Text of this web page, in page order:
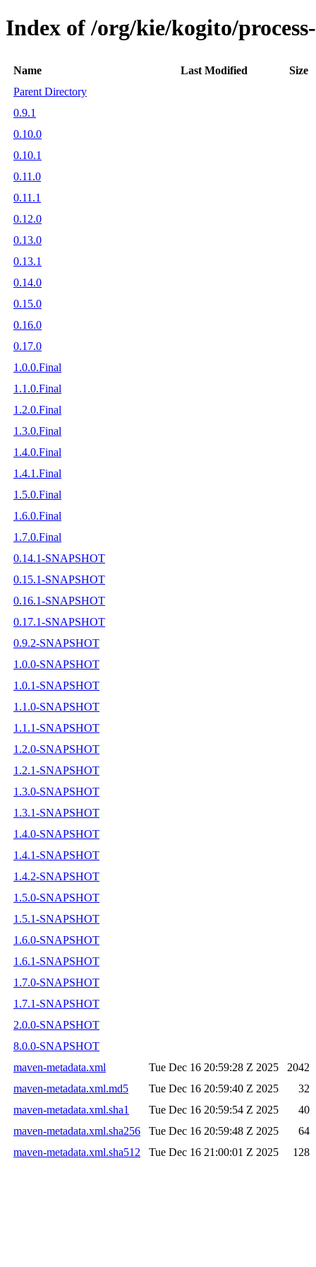
Index of /org/kie/kogito/
Name Last Modified
Size
Parent Directory
0.9.1
0.10.0
0.10.1
0.11.0
0.11.1
0.12.0
0.13.0
0.13.1
0.14.0
0.15.0
0.16.0
0.17.0
1.0.0.Final
1.1.0.Final
1.2.0.Final
1.3.0.Final
1.4.0.Final
1.4.1.Final
1.5.0.Final
1.6.0.Final
1.7.0.Final
0.14.1-SNAPSHOT
0.15.1-SNAPSHOT
0.16.1-SNAPSHOT
0.17.1-SNAPSHOT
0.9.2-SNAPSHOT
1.0.0-SNAPSHOT
1.0.1-SNAPSHOT
1.1.0-SNAPSHOT
1.1.1-SNAPSHOT
1.2.0-SNAPSHOT
1.2.1-SNAPSHOT
1.3.0-SNAPSHOT
1.3.1-SNAPSHOT
1.4.0-SNAPSHOT
1.4.1-SNAPSHOT
1.4.2-SNAPSHOT
1.5.0-SNAPSHOT
1.5.1-SNAPSHOT
1.6.0-SNAPSHOT
1.6.1-SNAPSHOT
1.7.0-SNAPSHOT
1.7.1-SNAPSHOT
2.0.0-SNAPSHOT
8.0.0-SNAPSHOT
maven-metadata.xml
Tue Dec 16 20:59:28 Z 2025
2042
maven-metadata.xml.md5
Tue Dec 16 20:59:40 Z 2025
32
maven-metadata.xml.sha1
Tue Dec 16 20:59:54 Z 2025
40
maven-metadata.xml.sha256
Tue Dec 16 20:59:48 Z 2025
64
maven-metadata.xml.sha512
Tue Dec 16 21:00:01 Z 2025 128